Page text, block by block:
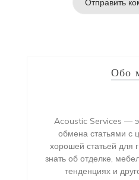
Обо
Acoustic Services —
обмена статьями с
хорошей статьей для
знать об отделке,
тенденциях и